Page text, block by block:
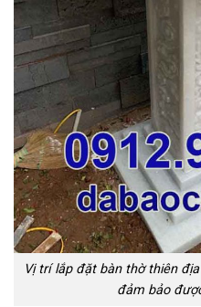
Vị trí lắp đặt bàn thờ thiên
đảm bảo